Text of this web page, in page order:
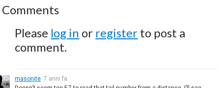
Comments
Please log in or register to post a
comment.
masonite 7 anni fa